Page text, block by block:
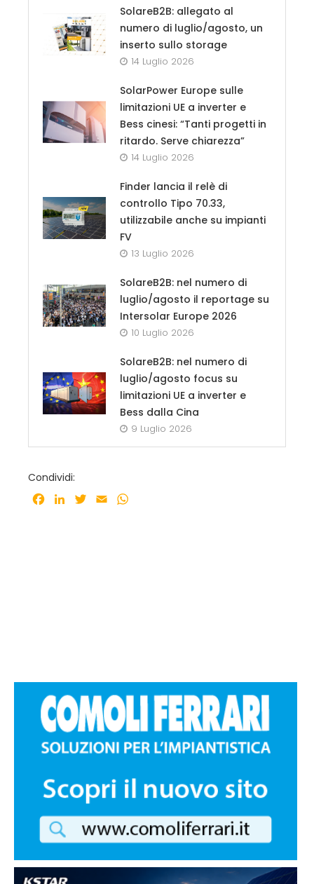
SolareB2B: allegato al
numero di luglio/agosto, un
inserto sullo storage
14 Luglio 2026
SolarPower Europe sulle
limitazioni UE a inverter e
Bess cinesi: “Tanti progetti in
ritardo. Serve chiarezza”
14 Luglio 2026
Finder lancia il relè di
controllo Tipo 70.33,
utilizzabile anche su impianti
FV
13 Luglio 2026
SolareB2B: nel numero di
luglio/agosto il reportage su
Intersolar Europe 2026
10 Luglio 2026
SolareB2B: nel numero di
luglio/agosto focus su
limitazioni UE a inverter e
Bess dalla Cina
9 Luglio 2026
Condividi:
Facebook
LinkedInTwitter
Email